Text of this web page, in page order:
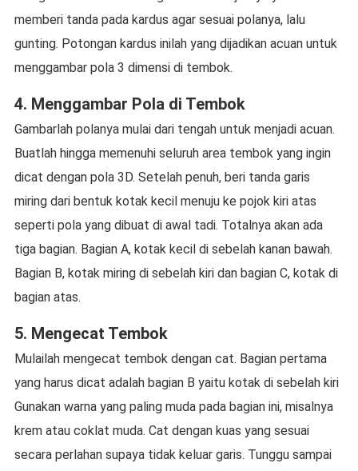
memberi tanda pada kardus agar sesuai polanya, lalu
gunting. Potongan kardus inilah yang dijadikan acuan untuk
menggambar pola 3 dimensi di tembok.
4. Menggambar Pola di Tembok
Gambarlah polanya mulai dari tengah untuk menjadi acuan.
Buatlah hingga memenuhi seluruh area tembok yang ingin
dicat dengan pola 3D. Setelah penuh, beri tanda garis
miring dari bentuk kotak kecil menuju ke pojok kiri atas
seperti pola yang dibuat di awal tadi. Totalnya akan ada
tiga bagian. Bagian A, kotak kecil di sebelah kanan bawah.
Bagian B, kotak miring di sebelah kiri dan bagian C, kotak di
bagian atas.
5. Mengecat Tembok
Mulailah mengecat tembok dengan cat. Bagian pertama
yang harus dicat adalah bagian B yaitu kotak di sebelah kiri
Gunakan warna yang paling muda pada bagian ini, misalnya
krem atau coklat muda. Cat dengan kuas yang sesuai
secara perlahan supaya tidak keluar garis. Tunggu sampai